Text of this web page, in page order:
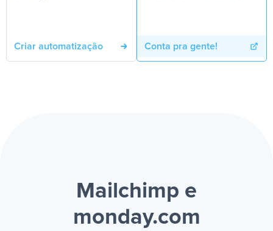
Criar automatização Conta pra gente!
Mailchimp e
monday.com